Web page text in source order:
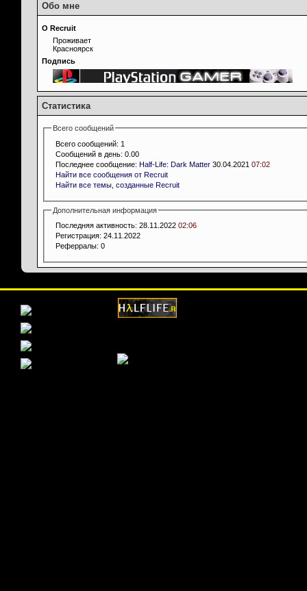
Обо мне
О Recruit
Проживает
Красноярск
Подпись
Статистика
Всего сообщений
Всего сообщений: 1
Сообщений в день: 0.00
Последнее сообщение: Half-Life: Dark Matter30.04.2021 07:02
Найти все сообщения от Recruit
Найти все темы, созданные Recruit
Дополнительная информация
Последняя активность: 28.11.2022 02:06
Регистрация: 24.11.2022
Реферралы: 0